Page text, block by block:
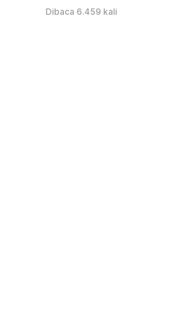
Dibaca 6.459 kali